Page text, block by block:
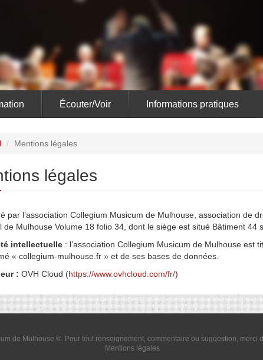
Écouter/Voir Informations pratiques
/ Mentions légales
légales
par l’association Collegium Musicum de Mulhouse, association de
de Mulhouse Volume 18 folio 34, dont le siège est situé Bâtiment
intellectuelle : l’association Collegium Musicum de Mulhouse est
« collegium-mulhouse.fr » et de ses bases de données.
: OVH Cloud (https://www.ovhcloud.com/fr/)
de Mulhouse ©. Pour tout renseignement, commentaire ou suggestion, merci
Mentions légales